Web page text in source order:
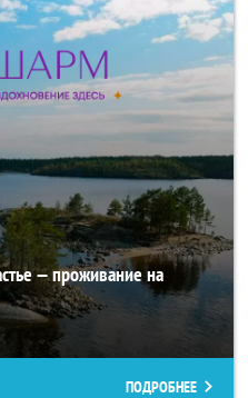
— проживание на
ПОДРОБНЕЕ